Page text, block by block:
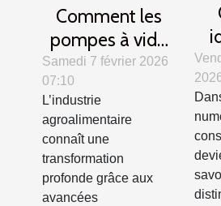
Comment les
pompes à vide
modernisent les
industries
agroalimentaires
?
Samedi 7 février 2026
07:10
L’industrie
agroalimentaire
connaît une
transformation
profonde grâce aux
avancées